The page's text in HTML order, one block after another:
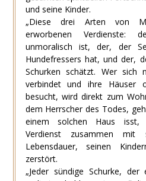
und seine Kinder.
„Diese drei Arten von
erworbenen Verdienste:
unmoralisch ist, der, der
Hundefressers hat, und der,
Schurken schätzt. Wer sich
verbindet und ihre Häuser
besucht, wird direkt zum
dem Herrscher des Todes,
einem solchen Haus isst,
Verdienst zusammen mit
Lebensdauer, seinen
zerstört.
„Jeder sündige Schurke, der